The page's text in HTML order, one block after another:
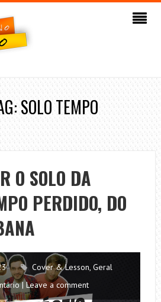
SOLO TEMPO
O SOLO DA
PERDIDO, DO
Cover & Lesson, Geral
| Leave a comment